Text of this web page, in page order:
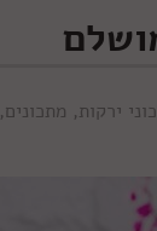
ירקות, מתכונים,